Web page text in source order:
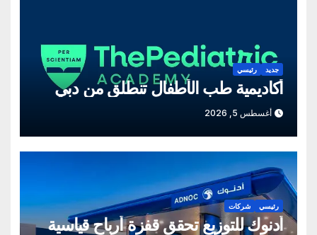
جديد رئيسي
أكاديمية طب الأطفال تنطلق من دبي
أغسطس 5, 2026
رئيسي شركات
أدنوك للتوزيع تحقق قفزة أرباح قياسية